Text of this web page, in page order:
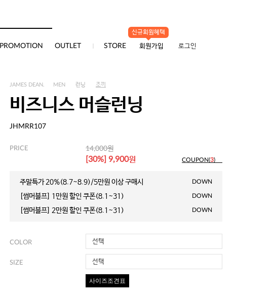
PROMOTION OUTLET STORE
신규회원혜택
회원가입 로그인
JAMES DEAN. MEN 런닝 조끼
비즈니스 머슬런닝
JHMRR107
PRICE 14,000원
[30%] 9,900원 COUPON(3)
주말특가 20%(8.7~8.9)/5만원 이상 구매시 DOWN
[썸머블프] 1만원 할인 쿠폰(8.1~31) DOWN
[썸머블프] 2만원 할인 쿠폰(8.1~31) DOWN
COLOR 선택
SIZE 선택
사이즈조견표